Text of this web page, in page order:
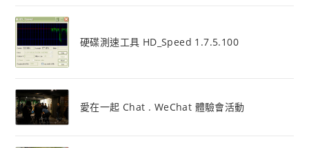
硬碟測速工具 HD_Speed 1.7.5.100
愛在一起 Chat . WeChat 體驗會活動